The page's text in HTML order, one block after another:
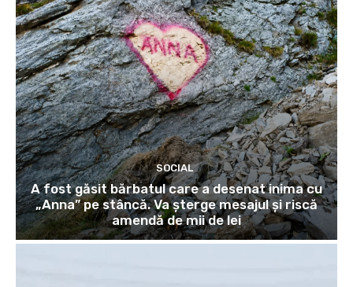
SOCIAL
A fost găsit bărbatul care a desenat inima cu
„Anna” pe stâncă. Va șterge mesajul și riscă
amendă de mii de lei